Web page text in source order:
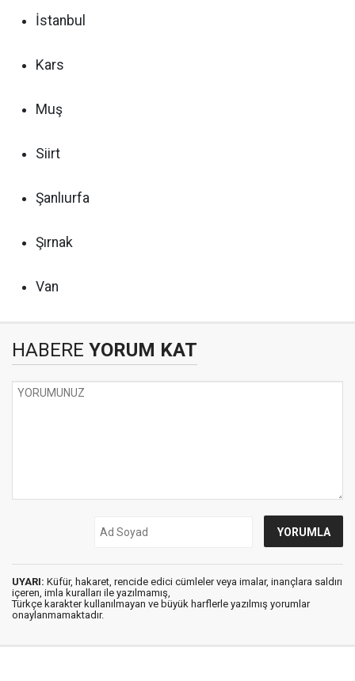
İstanbul
Kars
Muş
Siirt
Şanlıurfa
Şırnak
Van
HABERE YORUM KAT
UYARI: Küfür, hakaret, rencide edici cümleler veya imalar, inançlara saldırı
içeren, imla kuralları ile yazılmamış,
Türkçe karakter kullanılmayan ve büyük harflerle yazılmış yorumlar
onaylanmamaktadır.